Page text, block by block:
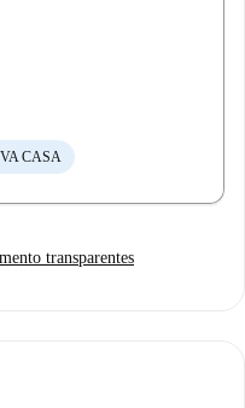
CASA
transparentes